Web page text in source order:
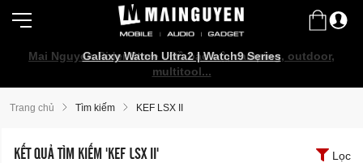
Mai Nguyen Rider Store - Đồ bảo hộ, camping, outdoor,
multitool...
Galaxy Watch Ultra2 | Watch9 Series
Trang chủ Tìm kiếm KEF LSX II
KẾT QUẢ TÌM KIẾM 'KEF LSX II' Lọc